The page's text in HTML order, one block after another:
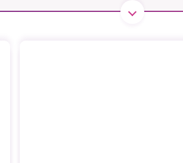
och vi hoppas att du vill